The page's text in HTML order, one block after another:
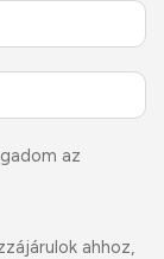
az
ahhoz,